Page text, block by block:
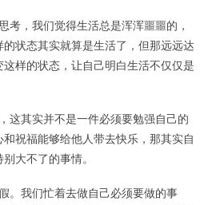
，我们觉得生活总是浑浑噩噩的，
状态其实就算是生活了，但那远远达
样的状态，让自己明白生活不仅仅是
其实并不是一件必须要勉强自己的
祝福能够给他人带去快乐，那其实自
大不了的事情。
我们忙着去做自己必须要做的事